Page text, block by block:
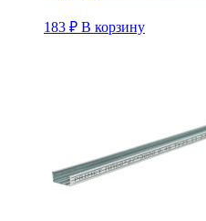
183 ₽ В корзину